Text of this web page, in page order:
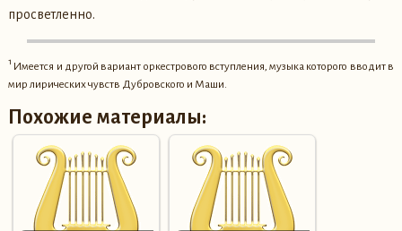
просветленно.
1 Имеется и другой вариант оркестрового вступления, музыка которого вводит в
мир лирических чувств Дубровского и Маши.
Похожие материалы: